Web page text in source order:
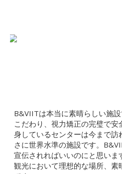
B&VIITは本当に素晴らしい施
こだわり、視力矯正の完璧で
身しているセンターは今まで訪
さに世界水準の施設です。
宣伝されればいいのにと思いま
観光において理想的な場所、